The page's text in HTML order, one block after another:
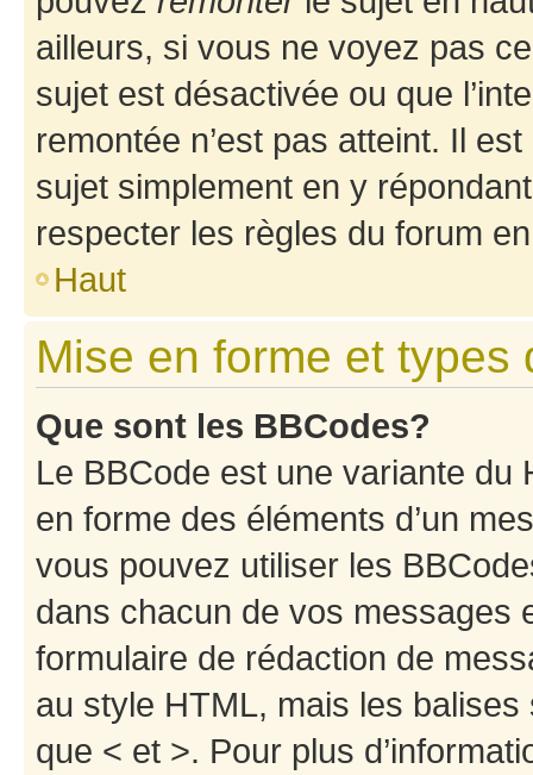
ailleurs, si vous ne voyez pas
sujet est désactivée ou que
remontée n’est pas atteint. Il
sujet simplement en y
respecter les règles du forum
Haut
Mise en forme et types
Que sont les BBCodes?
Le BBCode est une variante du
en forme des éléments d’un
vous pouvez utiliser les
dans chacun de vos messages
formulaire de rédaction de
au style HTML, mais les
que < et >. Pour plus